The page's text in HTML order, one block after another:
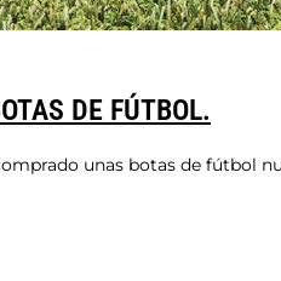
DE FÚTBOL.
unas botas de fútbol